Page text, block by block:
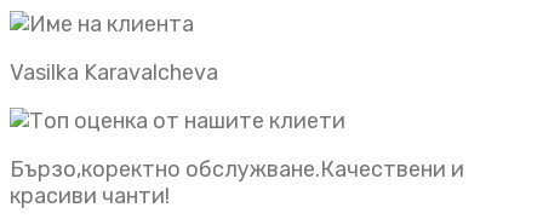
Vasilka Karavalcheva
Бързо,коректно обслужване.Качествени и
красиви чанти!